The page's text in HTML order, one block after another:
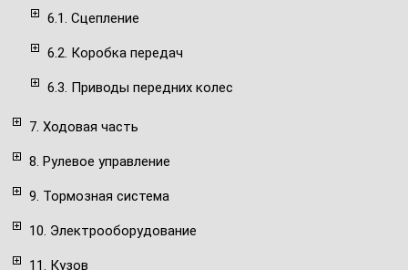
6.1. Сцепление
6.2. Коробка передач
6.3. Приводы передних колес
7. Ходовая часть
8. Рулевое управление
9. Тормозная система
10. Электрооборудование
11. Кузов